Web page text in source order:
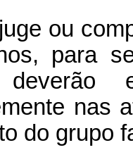
ou
para
deverão
nas
do grupo